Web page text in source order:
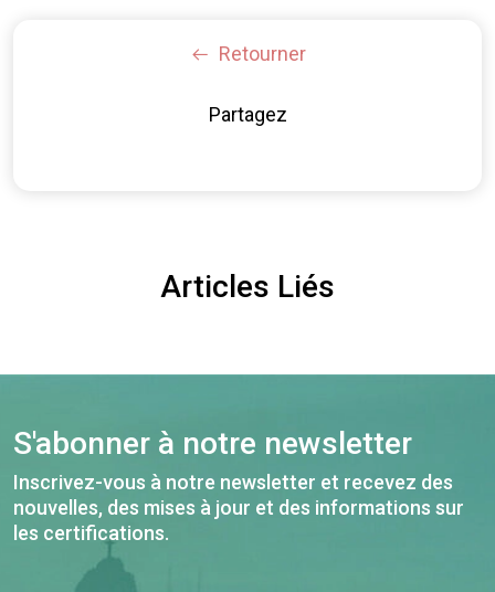
Retourner
Partagez
Articles Liés
S'abonner à notre newsletter
Inscrivez-vous à notre newsletter et recevez des
nouvelles, des mises à jour et des informations sur
les certifications.